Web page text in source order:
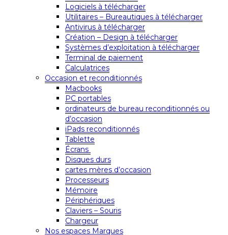
Logiciels à télécharger
Utilitaires – Bureautiques à télécharger
Antivirus à télécharger
Création – Design à télécharger
Systèmes d’exploitation à télécharger
Terminal de paiement
Calculatrices
Occasion et reconditionnés
Macbooks
PC portables
ordinateurs de bureau reconditionnés ou
d’occasion
iPads reconditionnés
Tablette
Écrans
Disques durs
cartes mères d’occasion
Processeurs
Mémoire
Périphériques
Claviers – Souris
Chargeur
Nos espaces Marques